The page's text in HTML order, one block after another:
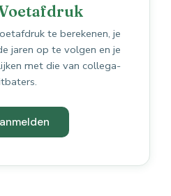
te berekenen, je
jaren op te volgen en je
met die van collega-